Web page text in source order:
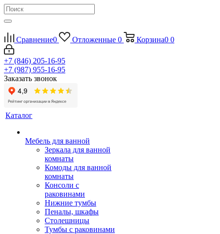
Сравнение0 Отложенные 0 Корзина0 0
+7 (846) 205-16-95
+7 (987) 955-16-95
Заказать звонок
Каталог
Мебель для ванной
Зеркала для ванной
комнаты
Комоды для ванной
комнаты
Консоли с
раковинами
Нижние тумбы
Пеналы, шкафы
Столешницы
Тумбы с раковинами